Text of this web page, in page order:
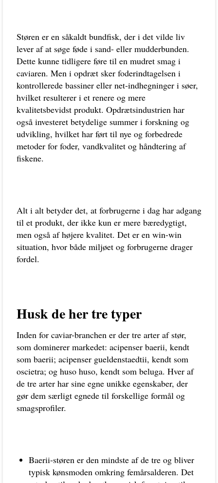
Støren er en såkaldt bundfisk, der i det vilde liv
lever af at søge føde i sand- eller mudderbunden.
Dette kunne tidligere føre til en mudret smag i
caviaren. Men i opdræt sker foderindtagelsen i
kontrollerede bassiner eller net-indhegninger i søer,
hvilket resulterer i et renere og mere
kvalitetsbevidst produkt. Opdrætsindustrien har
også investeret betydelige summer i forskning og
udvikling, hvilket har ført til nye og forbedrede
metoder for foder, vandkvalitet og håndtering af
fiskene.
Alt i alt betyder det, at forbrugerne i dag har adgang
til et produkt, der ikke kun er mere bæredygtigt,
men også af højere kvalitet. Det er en win-win
situation, hvor både miljøet og forbrugerne drager
fordel.
Husk de her tre typer
Inden for caviar-branchen er der tre arter af stør,
som dominerer markedet: acipenser baerii, kendt
som baerii; acipenser gueldenstaedtii, kendt som
oscietra; og huso huso, kendt som beluga. Hver af
de tre arter har sine egne unikke egenskaber, der
gør dem særligt egnede til forskellige formål og
smagsprofiler.
Baerii-støren er den mindste af de tre og bliver
typisk kønsmoden omkring femårsalderen. Det